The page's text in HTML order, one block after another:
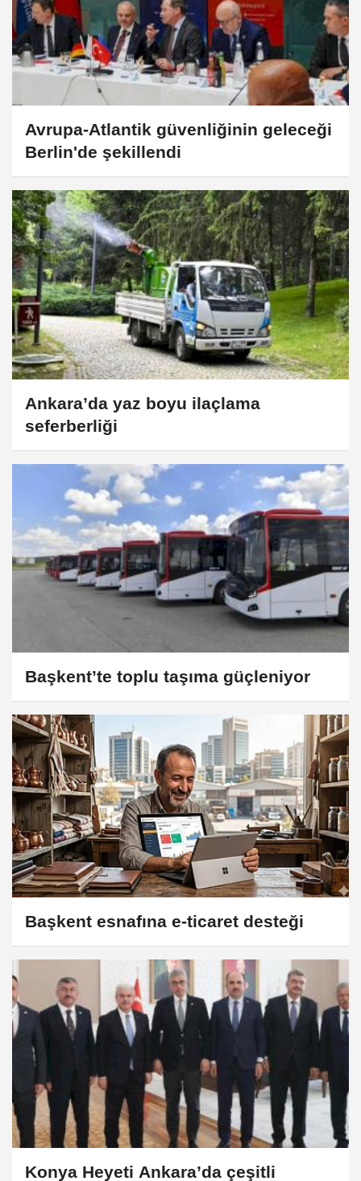
Avrupa-Atlantik güvenliğinin geleceği
Berlin'de şekillendi
Ankara’da yaz boyu ilaçlama
seferberliği
Başkent’te toplu taşıma güçleniyor
Başkent esnafına e-ticaret desteği
Konya Heyeti Ankara’da çeşitli